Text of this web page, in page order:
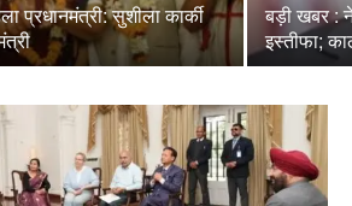
प्रधानमंत्री: सुशीला कार्की
बड़ी खबर :
इस्तीफा;